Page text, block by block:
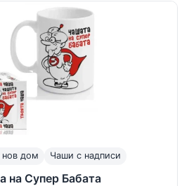
нов дом Чаши с надписи
на Супер Бабата